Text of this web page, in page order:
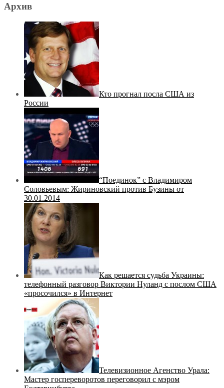
Архив
Кто прогнал посла США из
России
“Поединок” с Владимиром
Соловьевым: Жириновский против Бузины от
30.01.2014
Как решается судьба Украины:
телефонный разговор Виктории Нуланд с послом США
«просочился» в Интернет
Телевизионное Агенство Урала:
Мастер госпереворотов переговорил с мэром